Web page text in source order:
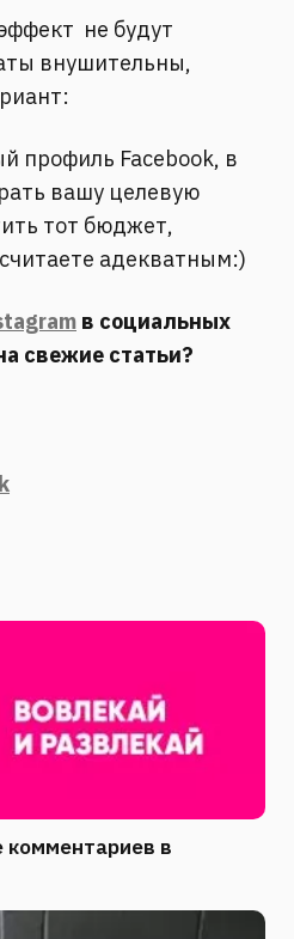
не будут
внушительны,
профиль Facebook, в
вашу целевую
тот бюджет,
адекватным:)
в социальных
свежие статьи?
комментариев в